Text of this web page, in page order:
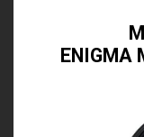
ENIGMA